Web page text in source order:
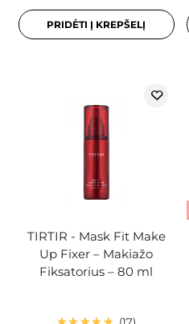
PRIDĖTI Į KREPŠELĮ
TIRTIR - Mask Fit Make
Up Fixer – Makiažo
Fiksatorius – 80 ml